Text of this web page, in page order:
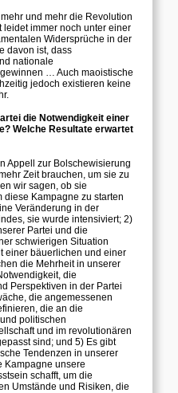
und mehr die Revolution
leidet immer noch unter einer
Widersprüche in der
davon ist, dass
nationale
… Auch maoistische
jedoch existieren keine
die Notwendigkeit einer
Welche Resultate erwartet
Appell zur Bolschewisierung
Zeit brauchen, um sie zu
wir sagen, ob sie
diese Kampagne zu starten
Veränderung in der
sie wurde intensiviert; 2)
Partei und die
schwierigen Situation
einer bäuerlichen und einer
die Mehrheit in unserer
die
Perspektiven in der Partei
die angemessenen
die an die
politischen
und im revolutionären
sind; und 5) Es gibt
Tendenzen in unserer
Kampagne unsere
schafft, um die
Umstände und Risiken, die